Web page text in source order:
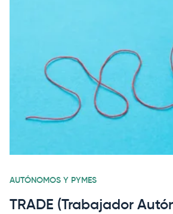
AUTÓNOMOS Y PYMES
TRADE (Trabajador